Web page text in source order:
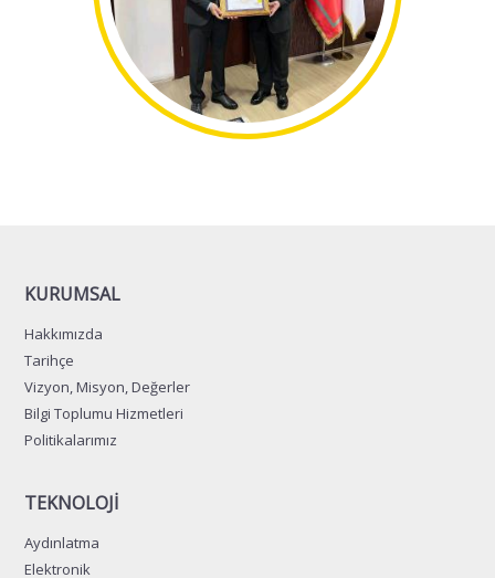
KURUMSAL
Hakkımızda
Tarihçe
Vizyon, Misyon, Değerler
Bilgi Toplumu Hizmetleri
Politikalarımız
TEKNOLOJİ
Aydınlatma
Elektronik